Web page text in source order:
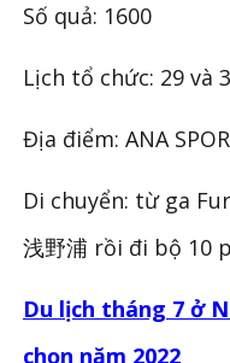
Số quả: 1600
Lịch tổ chức: 29 và
Địa điểm: ANA
Di chuyển: từ ga
浅野浦 rồi đi bộ 10
Du lịch tháng 7 ở
chọn năm 2022